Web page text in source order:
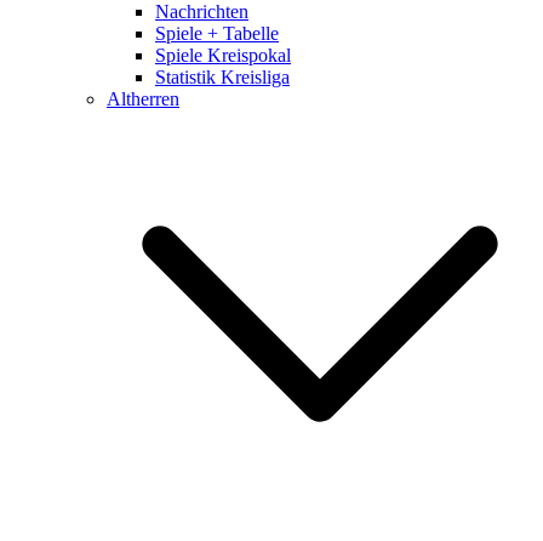
Nachrichten
Spiele + Tabelle
Spiele Kreispokal
Statistik Kreisliga
Altherren